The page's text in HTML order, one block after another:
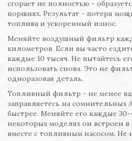
сгорает не полностью -
поршнях. Результат - потеря
топлива и ускоренный износ.
Меняйте воздушный фильтр
километров. Если вы часто
каждые 10 тысяч. Не пытайтесь
использовать снова. Это не
одноразовая деталь.
Топливный фильтр - не менее
заправляетесь на сомнительных
быстрее. Меняйте его каждые
некоторых моделях он встроен в
вместе с топливным насосом. Не